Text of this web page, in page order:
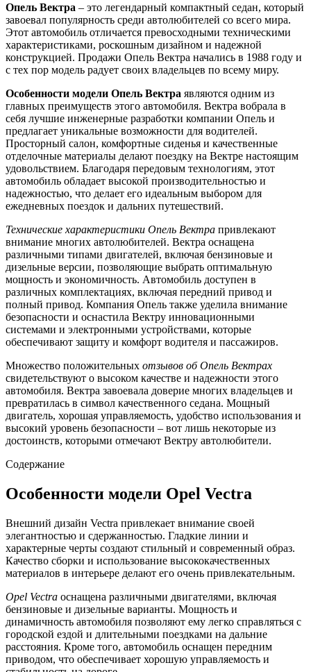
Опель Вектра – это легендарный компактный седан, который
завоевал популярность среди автолюбителей со всего мира.
Этот автомобиль отличается превосходными техническими
характеристиками, роскошным дизайном и надежной
конструкцией. Продажи Опель Вектра начались в 1988 году и
с тех пор модель радует своих владельцев по всему миру.
Особенности модели Опель Вектра являются одним из
главных преимуществ этого автомобиля. Вектра вобрала в
себя лучшие инженерные разработки компании Опель и
предлагает уникальные возможности для водителей.
Просторный салон, комфортные сиденья и качественные
отделочные материалы делают поездку на Вектре настоящим
удовольствием. Благодаря передовым технологиям, этот
автомобиль обладает высокой производительностью и
надежностью, что делает его идеальным выбором для
ежедневных поездок и дальних путешествий.
Технические характеристики Опель Вектра привлекают
внимание многих автолюбителей. Вектра оснащена
различными типами двигателей, включая бензиновые и
дизельные версии, позволяющие выбрать оптимальную
мощность и экономичность. Автомобиль доступен в
различных комплектациях, включая передний привод и
полный привод. Компания Опель также уделила внимание
безопасности и оснастила Вектру инновационными
системами и электронными устройствами, которые
обеспечивают защиту и комфорт водителя и пассажиров.
Множество положительных отзывов об Опель Вектрах
свидетельствуют о высоком качестве и надежности этого
автомобиля. Вектра завоевала доверие многих владельцев и
превратилась в символ качественного седана. Мощный
двигатель, хорошая управляемость, удобство использования и
высокий уровень безопасности – вот лишь некоторые из
достоинств, которыми отмечают Вектру автолюбители.
Содержание
Особенности модели Opel Vectra
Внешний дизайн Vectra привлекает внимание своей
элегантностью и сдержанностью. Гладкие линии и
характерные черты создают стильный и современный образ.
Качество сборки и использование высококачественных
материалов в интерьере делают его очень привлекательным.
Opel Vectra оснащена различными двигателями, включая
бензиновые и дизельные варианты. Мощность и
динамичность автомобиля позволяют ему легко справляться с
городской ездой и длительными поездками на дальние
расстояния. Кроме того, автомобиль оснащен передним
приводом, что обеспечивает хорошую управляемость и